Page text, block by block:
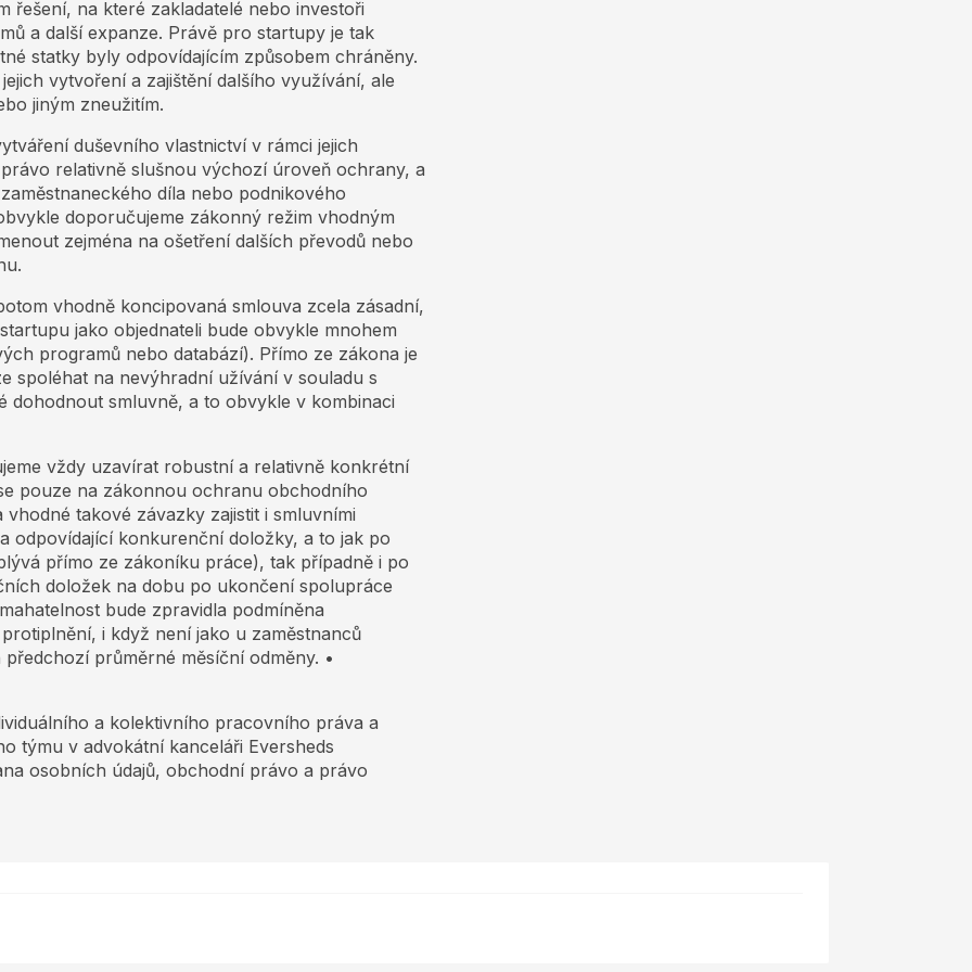
na které zakladatelé nebo investoři
a další expanze. Právě pro startupy je tak
statky byly odpovídajícím způsobem chráněny.
vytvoření a zajištění dalšího využívání, ale
jiným zneužitím.
duševního vlastnictví v rámci jejich
relativně slušnou výchozí úroveň ochrany, a
díla nebo podnikového
doporučujeme zákonný režim vhodným
zejména na ošetření dalších převodů nebo
vhodně koncipovaná smlouva zcela zásadní,
jako objednateli bude obvykle mnohem
programů nebo databází). Přímo ze zákona je
spoléhat na nevýhradní užívání v souladu s
dohodnout smluvně, a to obvykle v kombinaci
vždy uzavírat robustní a relativně konkrétní
pouze na zákonnou ochranu obchodního
takové závazky zajistit i smluvními
odpovídající konkurenční doložky, a to jak po
přímo ze zákoníku práce), tak případně i po
doložek na dobu po ukončení spolupráce
bude zpravidla podmíněna
i když není jako u zaměstnanců
průměrné měsíční odměny. •
a kolektivního pracovního práva a
týmu v advokátní kanceláři Eversheds
osobních údajů, obchodní právo a právo